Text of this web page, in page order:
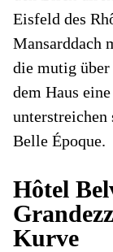
Eisfeld des
Mansarddach
die mutig über
dem Haus
unterstreichen
Belle Époque.
Hôtel
Kurve